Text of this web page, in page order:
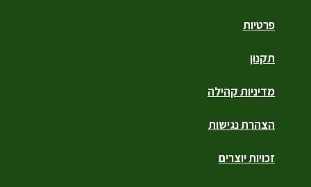
פרטיות
תקנון
מדיניות קהילה
הצהרת נגישות
זכויות יוצרים